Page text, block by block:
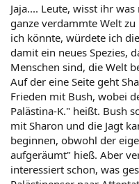
Jaja.... Leute, wisst ihr
ganze verdammte Welt
ich könnte, würdete ich
damit ein neues Spezies,
Menschen sind, die Welt
Auf der eine Seite geht
Frieden mit Bush, wobei
Palästina-K." heißt. Bush
mit Sharon und die Jagt
beginnen, obwohl der
aufgeräumt" hieß. Aber
interessiert schon, was